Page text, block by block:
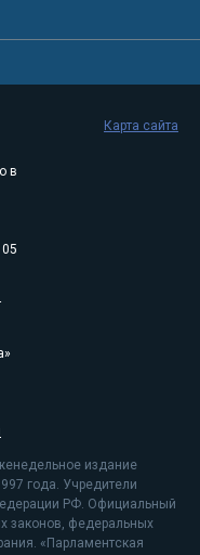
в
издание
года. Учредители
РФ. Официальный
законов, федеральных
«Парламентская
Карта сайта